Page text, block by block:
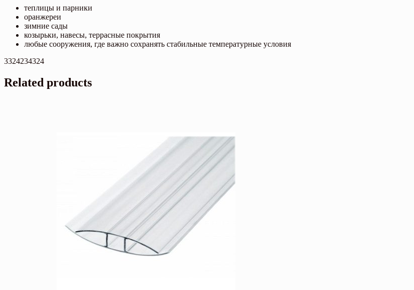
теплицы и парники
оранжереи
зимние сады
козырьки, навесы, террасные покрытия
любые сооружения, где важно сохранять стабильные температурные условия
3324234324
Related products